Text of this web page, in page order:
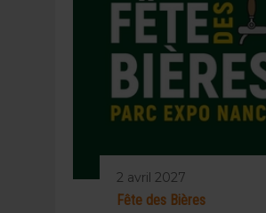
2 avril 2027
Fête des Bières